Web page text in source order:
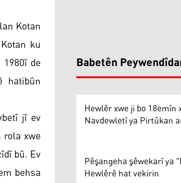
Kotan
ku
de
hatibûn
jî ev
xwe
bû. Ev
behsa
Babetên
Hewlêr xwe ji bo 18emîn
Navdewletî ya Pirtûkan
Pêşangeha şêwekarî ya
Hewlêrê hat vekirin